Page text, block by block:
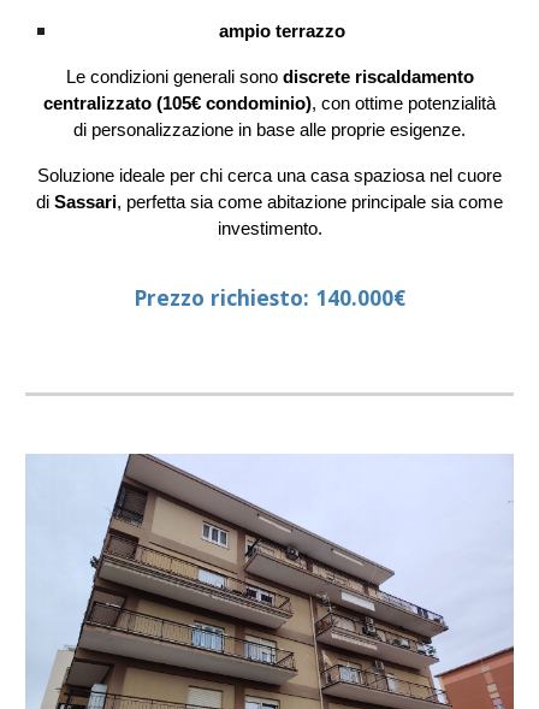
ampio terrazzo
Le condizioni generali sono discrete riscaldamento
centralizzato (105€ condominio), con ottime potenzialità
di personalizzazione in base alle proprie esigenze.
Soluzione ideale per chi cerca una casa spaziosa nel cuore
di Sassari, perfetta sia come abitazione principale sia come
investimento.
Prezzo richiesto: 140.000€